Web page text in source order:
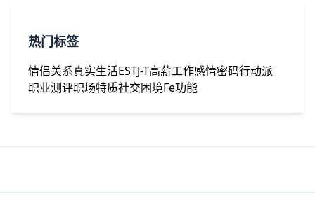
热门标签
情侣关系真实生活ESTJ-T高薪工作感情密码行动派
职业测评职场特质社交困境Fe功能